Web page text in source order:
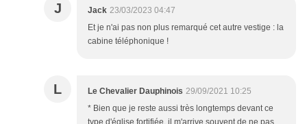
J Jack 23/03/2023 04:47
Et je n'ai pas non plus remarqué cet autre vestige : la
cabine téléphonique !
L Le Chevalier Dauphinois 29/09/2021 10:25
* Bien que je reste aussi très longtemps devant ce